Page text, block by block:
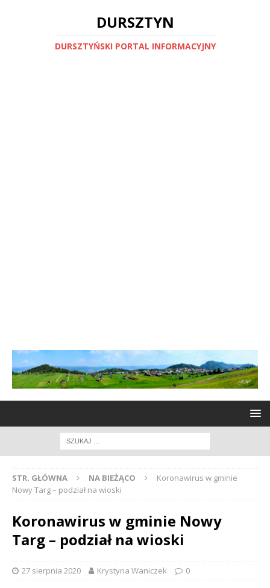
DURSZTYN
DURSZTYŃSKI PORTAL INFORMACYJNY
STR. GŁÓWNA NA BIEŻĄCO
Koronawirus w gminie
Nowy Targ – podział na wioski
Koronawirus w gminie Nowy
Targ – podział na wioski
27 sierpnia 2020 Krystyna Waniczek 0